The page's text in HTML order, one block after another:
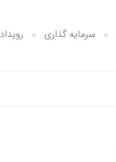
سرمایه گذاری رویداد